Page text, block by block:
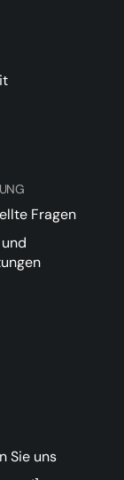
Sie uns
Fragen